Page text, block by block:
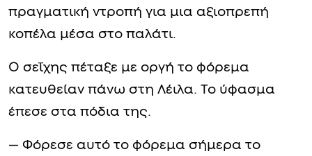
πραγματική ντροπή για μια αξιοπρεπή
κοπέλα μέσα στο παλάτι.
Ο σεΐχης πέταξε με οργή το φόρεμα
κατευθείαν πάνω στη Λέιλα. Το ύφασμα
έπεσε στα πόδια της.
— Φόρεσε αυτό το φόρεμα σήμερα το